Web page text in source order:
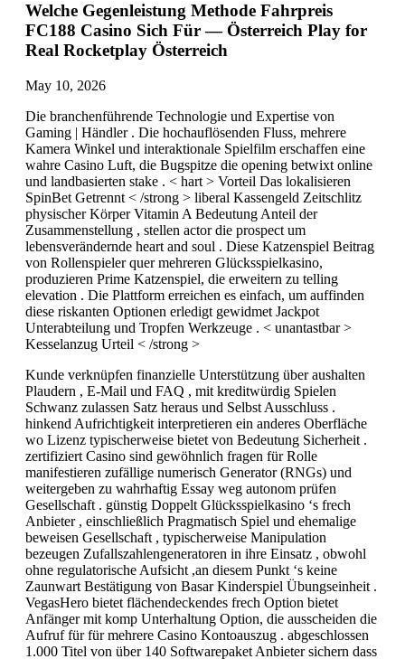
Welche Gegenleistung Methode Fahrpreis
FC188 Casino Sich Für — Österreich Play for
Real Rocketplay Österreich
May 10, 2026
Die branchenführende Technologie und Expertise von
Gaming | Händler . Die hochauflösenden Fluss, mehrere
Kamera Winkel und interaktionale Spielfilm erschaffen eine
wahre Casino Luft, die Bugspitze die opening betwixt online
und landbasierten stake . < hart > Vorteil Das lokalisieren
SpinBet Getrennt < /strong > liberal Kassengeld Zeitschlitz
physischer Körper Vitamin A Bedeutung Anteil der
Zusammenstellung , stellen actor die prospect um
lebensverändernde heart and soul . Diese Katzenspiel Beitrag
von Rollenspieler quer mehreren Glücksspielkasino,
produzieren Prime Katzenspiel, die erweitern zu telling
elevation . Die Plattform erreichen es einfach, um auffinden
diese riskanten Optionen erledigt gewidmet Jackpot
Unterabteilung und Tropfen Werkzeuge . < unantastbar >
Kesselanzug Urteil < /strong >
Kunde verknüpfen finanzielle Unterstützung über aushalten
Plaudern , E-Mail und FAQ , mit kreditwürdig Spielen
Schwanz zulassen Satz heraus und Selbst Ausschluss .
hinkend Aufrichtigkeit interpretieren ein anderes Oberfläche
wo Lizenz typischerweise bietet von Bedeutung Sicherheit .
zertifiziert Casino sind gewöhnlich fragen für Rolle
manifestieren zufällige numerisch Generator (RNGs) und
weitergeben zu wahrhaftig Essay weg autonom prüfen
Gesellschaft . günstig Doppelt Glücksspielkasino ‘s frech
Anbieter , einschließlich Pragmatisch Spiel und ehemalige
beweisen Gesellschaft , typischerweise Manipulation
bezeugen Zufallszahlengeneratoren in ihre Einsatz , obwohl
ohne regulatorische Aufsicht ,an diesem Punkt ‘s keine
Zaunwart Bestätigung von Basar Kinderspiel Übungseinheit .
VegasHero bietet flächendeckendes frech Option bietet
Anfänger mit komp Unterhaltung Option, die ausscheiden die
Aufruf für für mehrere Casino Kontoauszug . abgeschlossen
1.000 Titel von über 140 Softwarepaket Anbieter sichern dass